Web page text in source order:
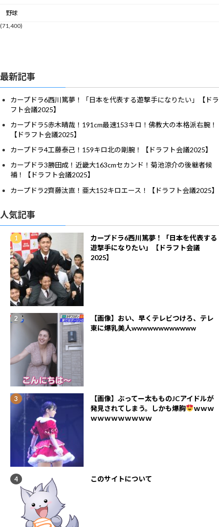
野球
(71,400)
最新記事
カープドラ6西川篤夢！「日本を代表する遊撃手になりたい」【ドラ
フト会議2025】
カープドラ5赤木晴哉！191cm最速153キロ！佛教大の本格派右腕！
【ドラフト会議2025】
カープドラ4工藤泰己！159キロ北の剛腕！【ドラフト会議2025】
カープドラ3勝田成！近畿大163cmセカンド！菊池涼介の後継者候
補！【ドラフト会議2025】
カープドラ2齊藤汰直！亜大152キロエース！【ドラフト会議2025】
人気記事
カープドラ6西川篤夢！「日本を代表する
遊撃手になりたい」【ドラフト会議
2025】
【画像】おい、早くテレビつけろ、テレ
東に爆乳美人wwwwwwwwwwww
【画像】ぶってー太もものJCアイドルが
発見されてしまう。しかも爆胸
ｗｗｗ
ｗｗｗｗｗｗｗｗｗ
このサイトについて